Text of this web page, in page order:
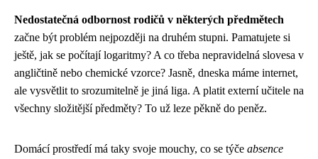
Nedostatečná odbornost rodičů v některých předmětech
začne být problém nejpozději na druhém stupni. Pamatujete si
ještě, jak se počítají logaritmy? A co třeba nepravidelná slovesa v
angličtině nebo chemické vzorce? Jasně, dneska máme internet,
ale vysvětlit to srozumitelně je jiná liga. A platit externí učitele na
všechny složitější předměty? To už leze pěkně do peněz.
Domácí prostředí má taky svoje mouchy, co se týče absence